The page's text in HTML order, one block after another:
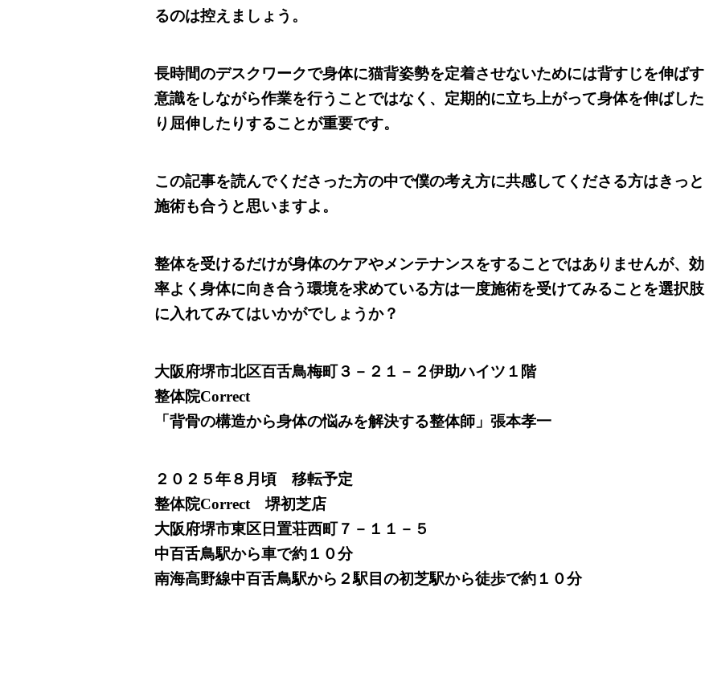
るのは控えましょう。
長時間のデスクワークで身体に猫背姿勢を定着させないためには背すじを伸ばす
意識をしながら作業を行うことではなく、定期的に立ち上がって身体を伸ばした
り屈伸したりすることが重要です。
この記事を読んでくださった方の中で僕の考え方に共感してくださる方はきっと
施術も合うと思いますよ。
整体を受けるだけが身体のケアやメンテナンスをすることではありませんが、効
率よく身体に向き合う環境を求めている方は一度施術を受けてみることを選択肢
に入れてみてはいかがでしょうか？
大阪府堺市北区百舌鳥梅町３－２１－２伊助ハイツ１階
整体院Correct
「背骨の構造から身体の悩みを解決する整体師」張本孝一
２０２５年８月頃 移転予定
整体院Correct 堺初芝店
大阪府堺市東区日置荘西町７－１１－５
中百舌鳥駅から車で約１０分
南海高野線中百舌鳥駅から２駅目の初芝駅から徒歩で約１０分